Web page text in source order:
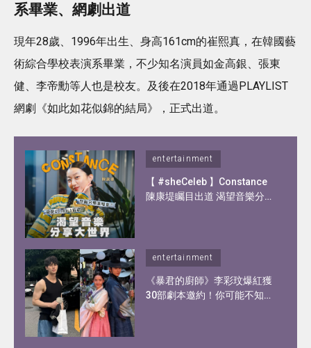
系畢業、網劇出道
現年28歲、1996年出生、身高161cm的崔熙真，在韓國藝
術綜合學校表演系畢業，不少知名演員如金高銀、張東
健、李帝勳等人也是校友。及後在2018年通過PLAYLIST
網劇《如此如花似錦的結局》，正式出道。
entertainment
【 #sheCeleb 】Constance
陳康堤矚目出道 渴望音樂分享
entertainment
《暴君的廚師》李彩玟爆紅獲
30部劇本邀約！你可能不知道